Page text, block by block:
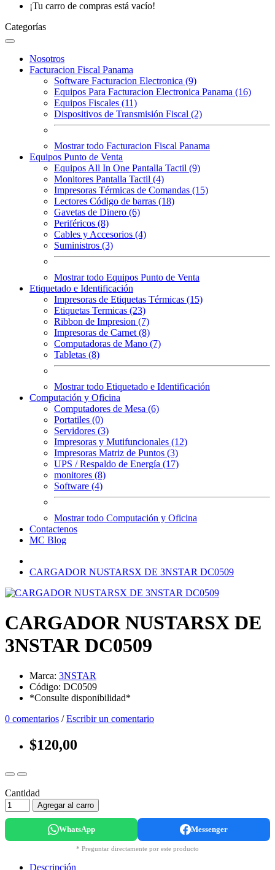
¡Tu carro de compras está vacío!
Categorías
Nosotros
Facturacion Fiscal Panama
Software Facturacion Electronica (9)
Equipos Para Facturacion Electronica Panama (16)
Equipos Fiscales (11)
Dispositivos de Transmisión Fiscal (2)
Mostrar todo Facturacion Fiscal Panama
Equipos Punto de Venta
Equipos All In One Pantalla Tactil (9)
Monitores Pantalla Tactil (4)
Impresoras Térmicas de Comandas (15)
Lectores Código de barras (18)
Gavetas de Dinero (6)
Periféricos (8)
Cables y Accesorios (4)
Suministros (3)
Mostrar todo Equipos Punto de Venta
Etiquetado e Identificación
Impresoras de Etiquetas Térmicas (15)
Etiquetas Termicas (23)
Ribbon de Impresion (7)
Impresoras de Carnet (8)
Computadoras de Mano (7)
Tabletas (8)
Mostrar todo Etiquetado e Identificación
Computación y Oficina
Computadores de Mesa (6)
Portatiles (0)
Servidores (3)
Impresoras y Mutifuncionales (12)
Impresoras Matriz de Puntos (3)
UPS / Respaldo de Energía (17)
monitores (8)
Software (4)
Mostrar todo Computación y Oficina
Contactenos
MC Blog
CARGADOR NUSTARSX DE 3NSTAR DC0509
CARGADOR NUSTARSX DE
3NSTAR DC0509
Marca: 3NSTAR
Código: DC0509
*Consulte disponibilidad*
0 comentarios /Escribir un comentario
$120,00
Cantidad
Agregar al carro
WhatsApp Messenger
* Preguntar directamente por este producto
Descripción